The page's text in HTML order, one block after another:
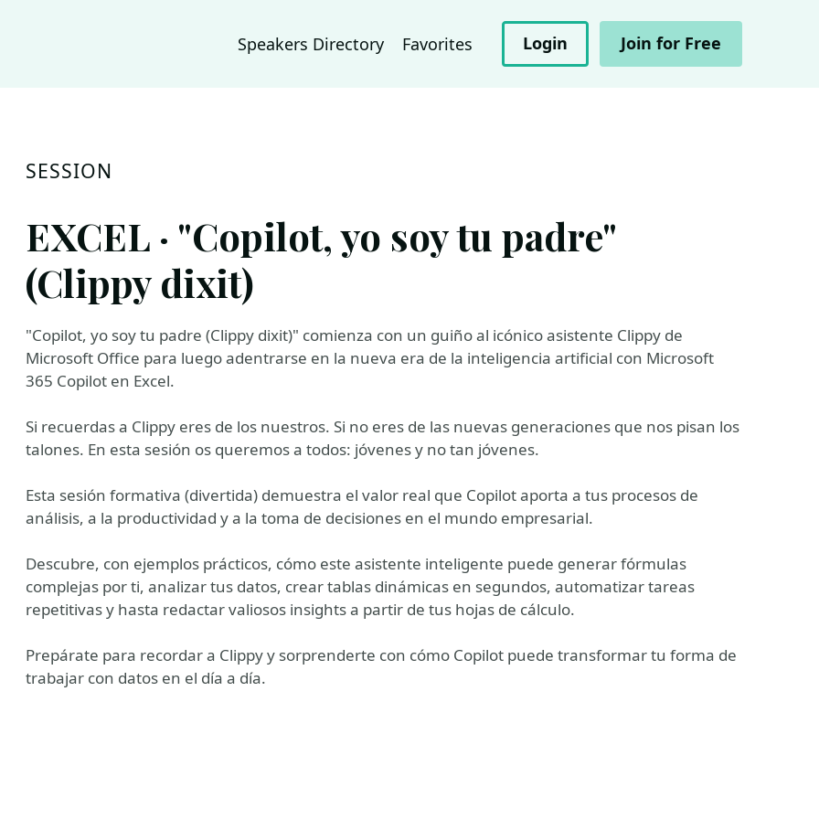
Speakers Directory Favorites Login Join for Free
SESSION
EXCEL · "Copilot, yo soy tu padre"
(Clippy dixit)
"Copilot, yo soy tu padre (Clippy dixit)" comienza con un guiño al icónico asistente Clippy de
Microsoft Office para luego adentrarse en la nueva era de la inteligencia artificial con Microsoft
365 Copilot en Excel.
Si recuerdas a Clippy eres de los nuestros. Si no eres de las nuevas generaciones que nos pisan los
talones. En esta sesión os queremos a todos: jóvenes y no tan jóvenes.
Esta sesión formativa (divertida) demuestra el valor real que Copilot aporta a tus procesos de
análisis, a la productividad y a la toma de decisiones en el mundo empresarial.
Descubre, con ejemplos prácticos, cómo este asistente inteligente puede generar fórmulas
complejas por ti, analizar tus datos, crear tablas dinámicas en segundos, automatizar tareas
repetitivas y hasta redactar valiosos insights a partir de tus hojas de cálculo.
Prepárate para recordar a Clippy y sorprenderte con cómo Copilot puede transformar tu forma de
trabajar con datos en el día a día.